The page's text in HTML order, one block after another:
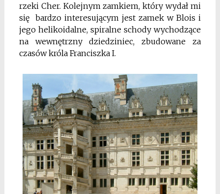
rzeki Cher. Kolejnym zamkiem, który wydał mi
się bardzo interesującym jest zamek w Blois i
jego helikoidalne, spiralne schody wychodzące
na wewnętrzny dziedziniec, zbudowane za
czasów króla Franciszka I.